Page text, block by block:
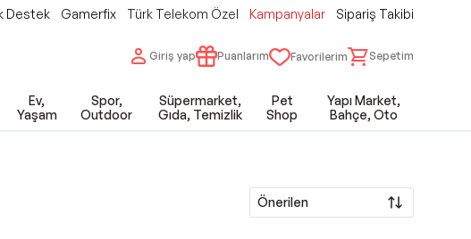
Destek Gamerfix Türk Telekom Özel Kampanyalar Sipariş Takibi
Giriş yap Puanlarım Favorilerim Sepetim
Ev,
Yaşam
Spor,
Outdoor
Süpermarket,
Gıda, Temizlik
Pet
Shop
Yapı Market,
Bahçe, Oto
Önerilen